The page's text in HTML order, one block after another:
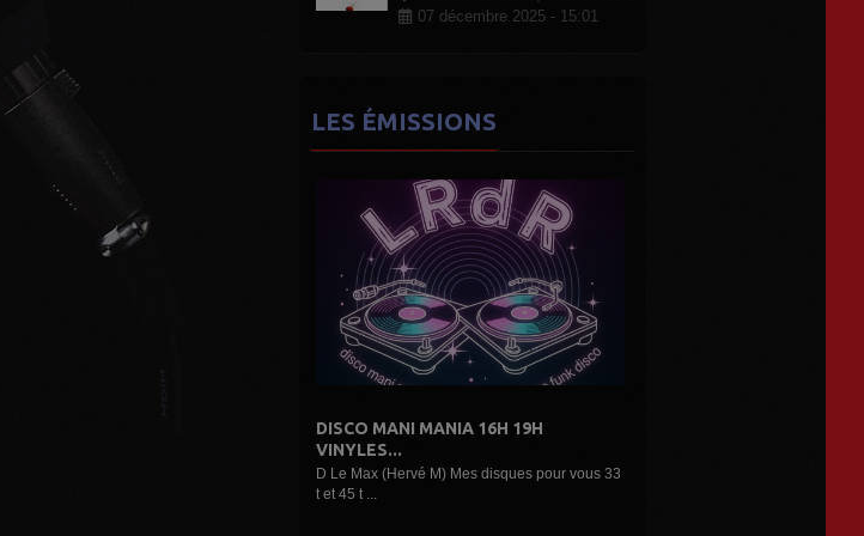
07 décembre 2025 - 15:01
LES ÉMISSIONS
D Le Max (Hervé M) Mes disques pour vous 33
DE L'AIR...LES DÉCOUVERTES
ARTISTES...
Une belle émission musicale des découvertes,
nouveaux...